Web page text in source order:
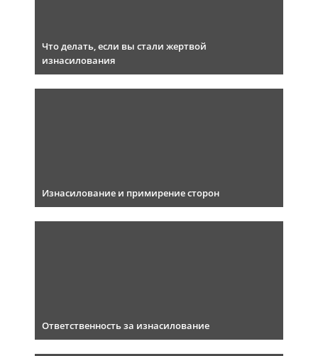
Что делать, если вы стали жертвой
изнасилования
Изнасилование и примирение сторон
Ответственность за изнасилование